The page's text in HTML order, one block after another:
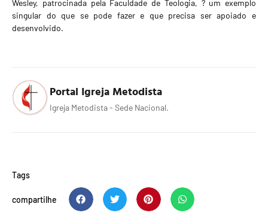
Wesley, patrocinada pela Faculdade de Teologia, ? um exemplo
singular do que se pode fazer e que precisa ser apoiado e
desenvolvido.
Portal Igreja Metodista
Igreja Metodista - Sede Nacional.
Tags
compartilhe